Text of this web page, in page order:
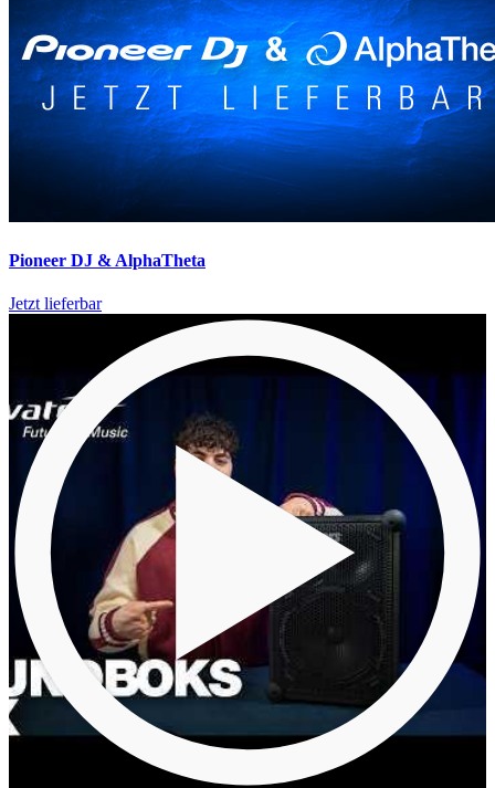
Pioneer DJ & AlphaTheta
Jetzt lieferbar